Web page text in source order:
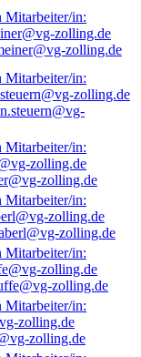
zolling.de
zolling.de
zolling.de
zolling.de
zolling.de